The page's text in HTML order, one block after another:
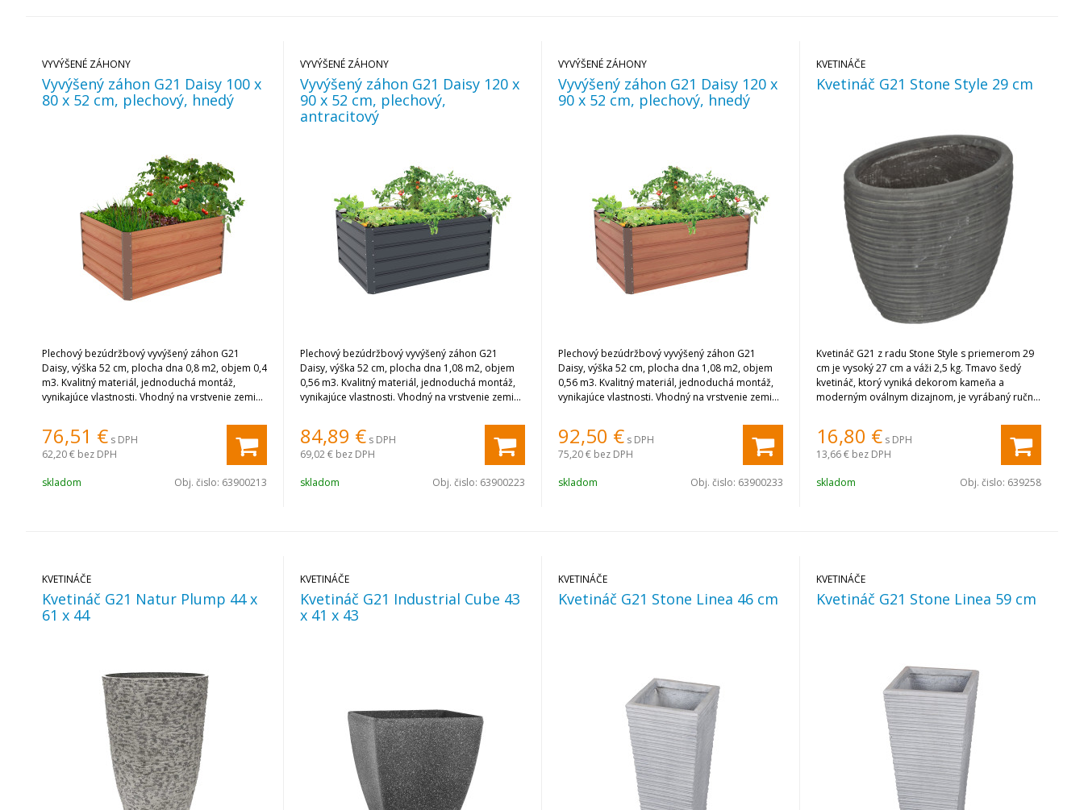
VYVÝŠENÉ ZÁHONY
Vyvýšený záhon G21 Daisy 100 x
80 x 52 cm, plechový, hnedý
Plechový bezúdržbový vyvýšený záhon G21
Daisy, výška 52 cm, plocha dna 0,8 m2, objem 0,4
m3. Kvalitný materiál, jednoduchá montáž,
vynikajúce vlastnosti. Vhodný na vrstvenie zeminy
76,51 € s DPH
62,20 € bez DPH
skladom Obj. čislo: 63900213
VYVÝŠENÉ ZÁHONY
Vyvýšený záhon G21 Daisy 120 x
90 x 52 cm, plechový,
antracitový
Plechový bezúdržbový vyvýšený záhon G21
Daisy, výška 52 cm, plocha dna 1,08 m2, objem
0,56 m3. Kvalitný materiál, jednoduchá montáž,
vynikajúce vlastnosti. Vhodný na vrstvenie zeminy
84,89 € s DPH
69,02 € bez DPH
skladom Obj. čislo: 63900223
VYVÝŠENÉ ZÁHONY
Vyvýšený záhon G21 Daisy 120 x
90 x 52 cm, plechový, hnedý
Plechový bezúdržbový vyvýšený záhon G21
Daisy, výška 52 cm, plocha dna 1,08 m2, objem
0,56 m3. Kvalitný materiál, jednoduchá montáž,
vynikajúce vlastnosti. Vhodný na vrstvenie zeminy
92,50 € s DPH
75,20 € bez DPH
skladom Obj. čislo: 63900233
KVETINÁČE
Kvetináč G21 Stone Style 29 cm
Kvetináč G21 z radu Stone Style s priemerom 29
cm je vysoký 27 cm a váži 2,5 kg. Tmavo šedý
kvetináč, ktorý vyniká dekorom kameňa a
moderným oválnym dizajnom, je vyrábaný ručne
16,80 € s DPH
13,66 € bez DPH
skladom Obj. čislo: 639258
KVETINÁČE
Kvetináč G21 Natur Plump 44 x
61 x 44
KVETINÁČE
Kvetináč G21 Industrial Cube 43
x 41 x 43
KVETINÁČE
Kvetináč G21 Stone Linea 46 cm
KVETINÁČE
Kvetináč G21 Stone Linea 59 cm